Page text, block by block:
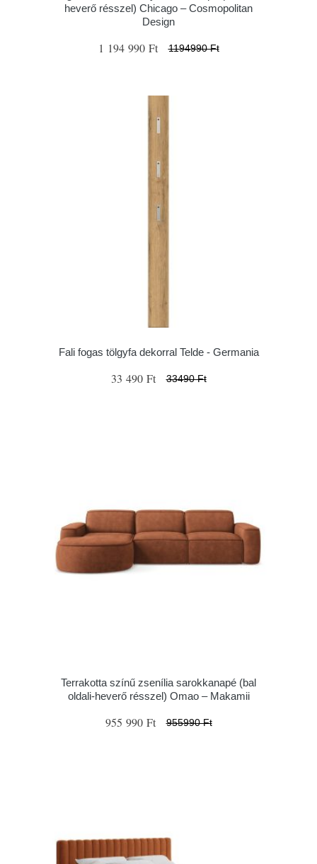
heverő résszel) Chicago – Cosmopolitan
Design
1 194 990 Ft 1194990 Ft
Fali fogas tölgyfa dekorral Telde - Germania
33 490 Ft 33490 Ft
Terrakotta színű zsenília sarokkanapé (bal
oldali-heverő résszel) Omao – Makamii
955 990 Ft 955990 Ft